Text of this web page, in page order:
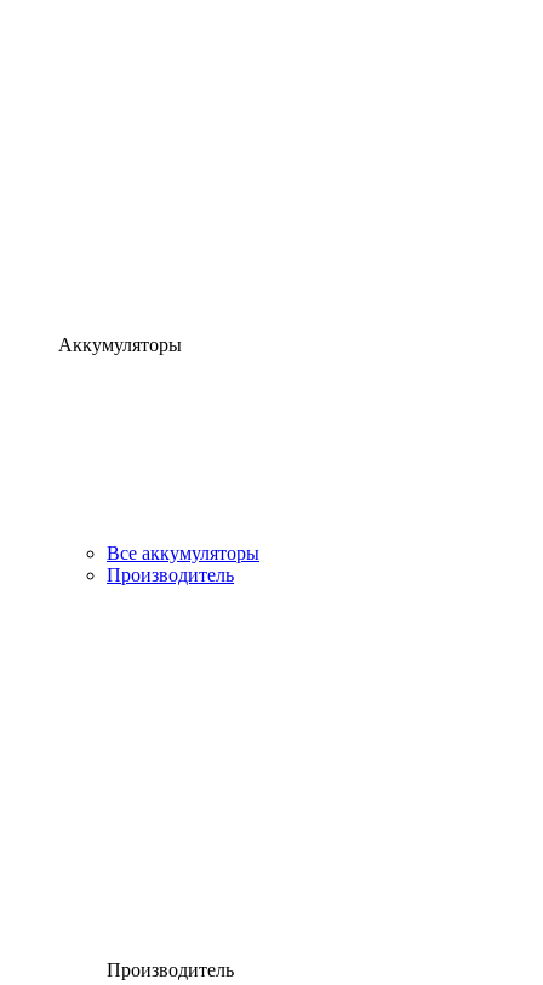
Аккумуляторы
Все аккумуляторы
Производитель
Производитель